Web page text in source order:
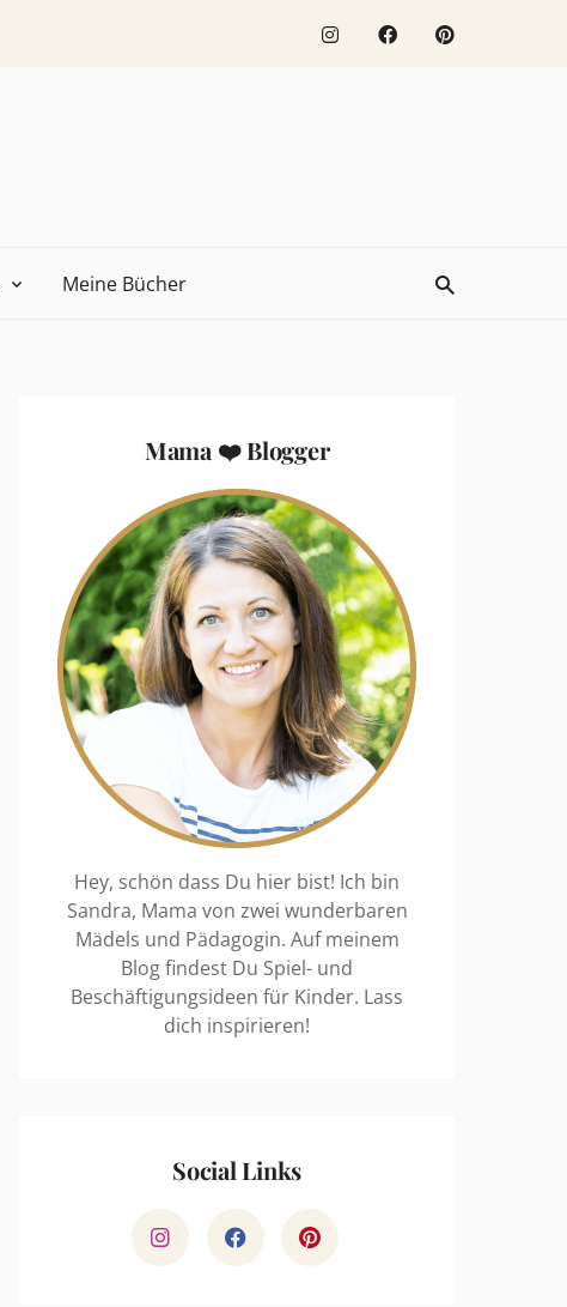
Meine Bücher
Mama ❤️ Blogger
Hey, schön dass Du hier bist! Ich bin
Sandra, Mama von zwei wunderbaren
Mädels und Pädagogin. Auf meinem
Blog findest Du Spiel- und
Beschäftigungsideen für Kinder. Lass
dich inspirieren!
Social Links